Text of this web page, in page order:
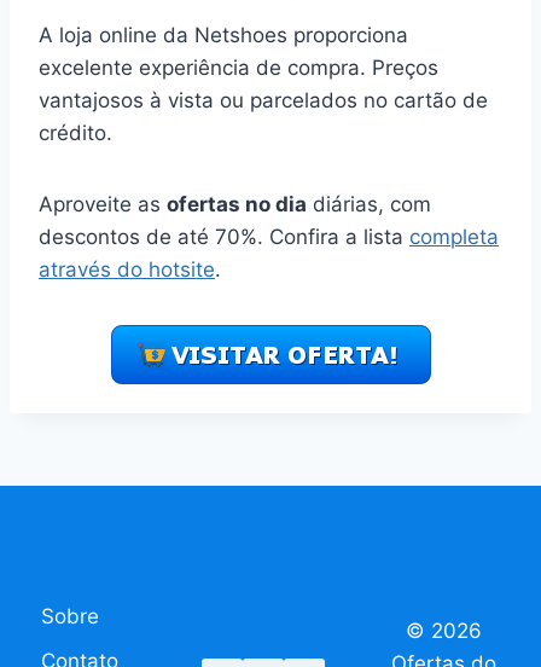
A loja online da Netshoes proporciona
excelente experiência de compra. Preços
vantajosos à vista ou parcelados no cartão de
crédito.
Aproveite as ofertas no dia diárias, com
descontos de até 70%. Confira a lista completa
através do hotsite.
Sobre
Contato
© 2026